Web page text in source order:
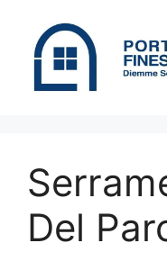
contenuto
Del